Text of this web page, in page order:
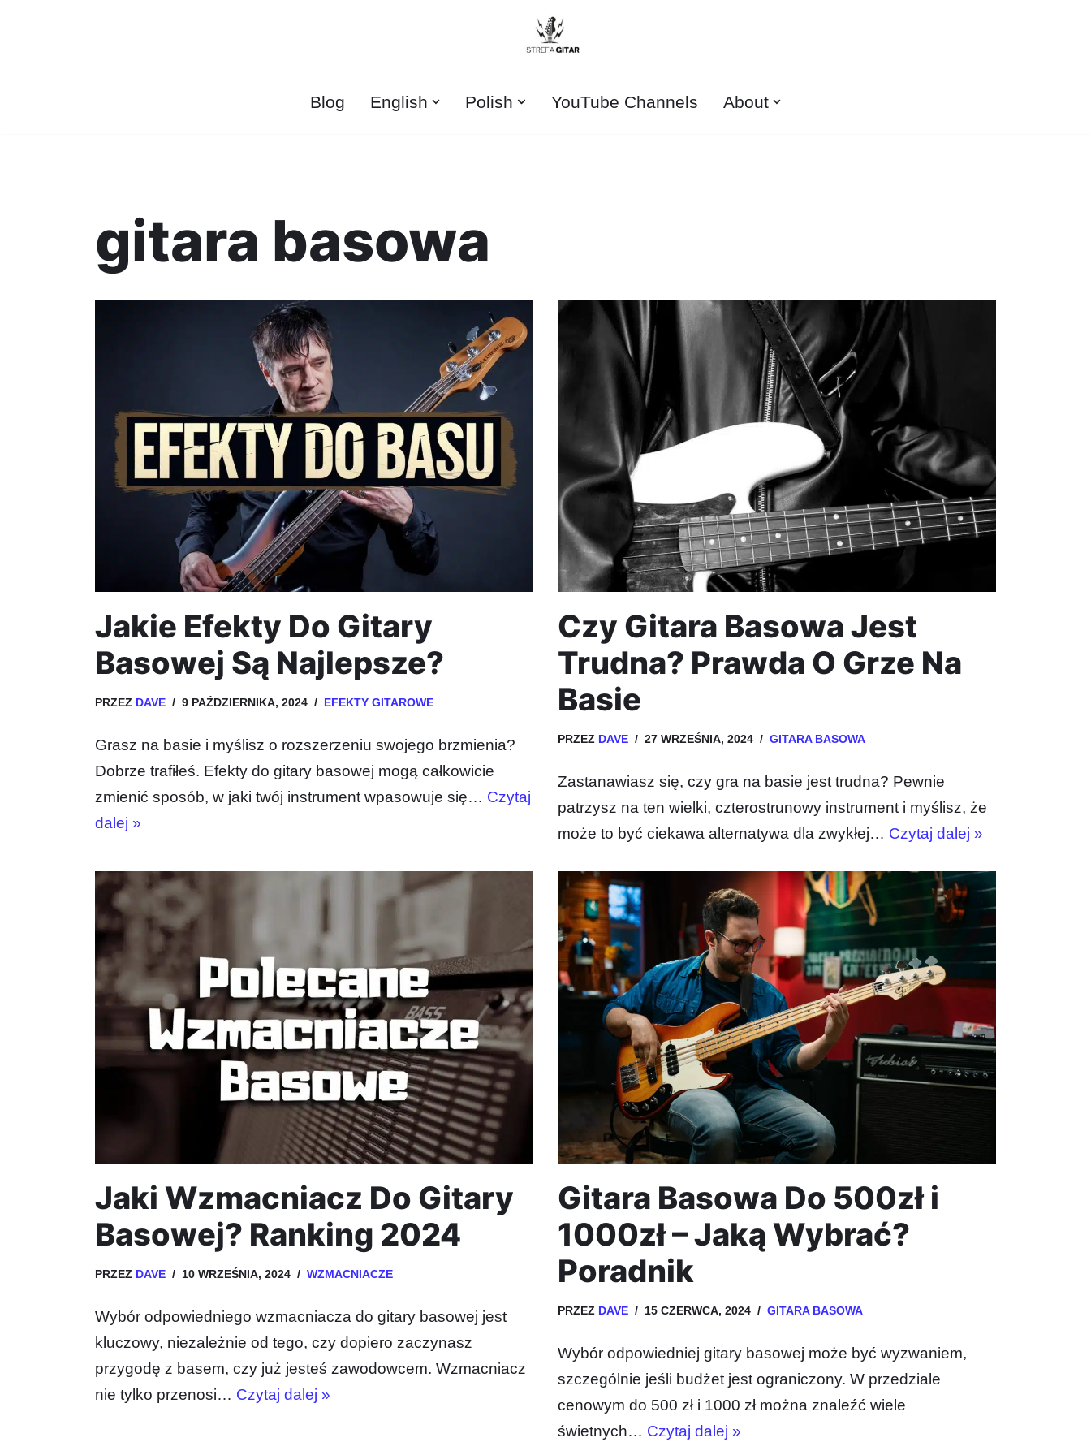
Blog English Polish YouTube Channels About
gitara basowa
Jakie Efekty Do Gitary
Basowej Są Najlepsze?
PRZEZ DAVE 9 PAŹDZIERNIKA, 2024 EFEKTY GITAROWE
Grasz na basie i myślisz o rozszerzeniu swojego brzmienia?
Dobrze trafiłeś. Efekty do gitary basowej mogą całkowicie
zmienić sposób, w jaki twój instrument wpasowuje się… Czytaj
dalej »
Czy Gitara Basowa Jest
Trudna? Prawda O Grze Na
Basie
PRZEZ DAVE 27 WRZEŚNIA, 2024 GITARA BASOWA
Zastanawiasz się, czy gra na basie jest trudna? Pewnie
patrzysz na ten wielki, czterostrunowy instrument i myślisz, że
może to być ciekawa alternatywa dla zwykłej… Czytaj dalej »
Jaki Wzmacniacz Do Gitary
Basowej? Ranking 2024
PRZEZ DAVE 10 WRZEŚNIA, 2024 WZMACNIACZE
Wybór odpowiedniego wzmacniacza do gitary basowej jest
kluczowy, niezależnie od tego, czy dopiero zaczynasz
przygodę z basem, czy już jesteś zawodowcem. Wzmacniacz
nie tylko przenosi… Czytaj dalej »
Gitara Basowa Do 500zł i
1000zł – Jaką Wybrać?
Poradnik
PRZEZ DAVE 15 CZERWCA, 2024 GITARA BASOWA
Wybór odpowiedniej gitary basowej może być wyzwaniem,
szczególnie jeśli budżet jest ograniczony. W przedziale
cenowym do 500 zł i 1000 zł można znaleźć wiele
świetnych… Czytaj dalej »